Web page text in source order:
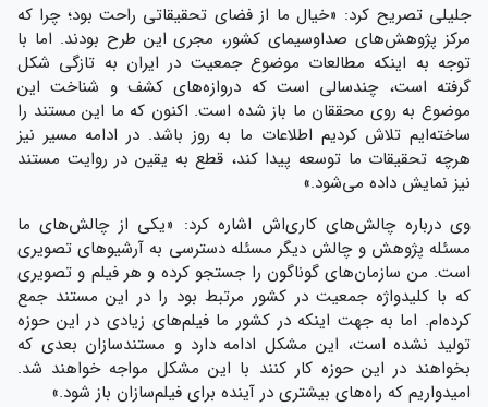
جلیلی تصریح کرد: «خیال ما از فضای تحقیقاتی راحت بود؛ چرا که
مرکز پژوهش‌های صداوسیمای کشور، مجری این طرح بودند. اما با
توجه به اینکه مطالعات موضوع جمعیت در ایران به تازگی شکل
گرفته است، چندسالی است که دروازه‌های کشف و شناخت این
موضوع به روی محققان ما باز شده است. اکنون که ما این مستند را
ساخته‌ایم تلاش کردیم اطلاعات ما به روز باشد. در ادامه مسیر نیز
هرچه تحقیقات ما توسعه پیدا کند، قطع به یقین در روایت مستند
نیز نمایش داده می‌شود.»
وی درباره چالش‌های کاری‌اش اشاره کرد: «یکی از چالش‌های ما
مسئله پژوهش و چالش دیگر مسئله دسترسی به آرشیوهای تصویری
است. من سازمان‌های گوناگون را جستجو کرده‌ و هر فیلم و تصویری
که با کلیدواژه جمعیت در کشور مرتبط بود را در این مستند جمع
کرده‌ام. اما به جهت اینکه در کشور ما فیلم‌های زیادی در این حوزه
تولید نشده است، این مشکل ادامه دارد و مستندسازان بعدی که
بخواهند در این حوزه کار کنند با این مشکل مواجه خواهند شد.
امیدواریم که راه‌های بیشتری در آینده برای فیلم‌سازان باز شود.»